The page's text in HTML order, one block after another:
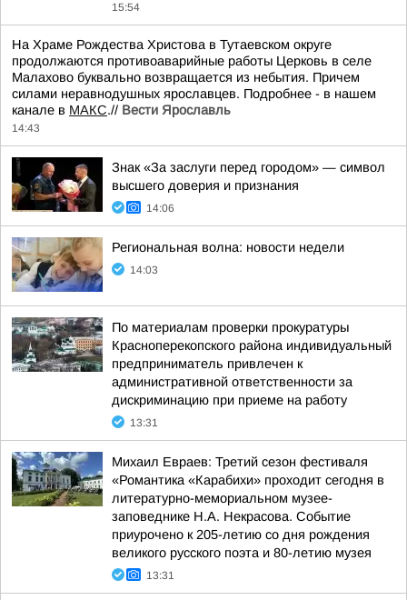
15:54
На Храме Рождества Христова в Тутаевском округе
продолжаются противоаварийные работы Церковь в селе
Малахово буквально возвращается из небытия. Причем
силами неравнодушных ярославцев. Подробнее - в нашем
канале в МАКС.// Вести Ярославль
14:43
Знак «За заслуги перед городом» — символ
высшего доверия и признания
14:06
Региональная волна: новости недели
14:03
По материалам проверки прокуратуры
Красноперекопского района индивидуальный
предприниматель привлечен к
административной ответственности за
дискриминацию при приеме на работу
13:31
Михаил Евраев: Третий сезон фестиваля
«Романтика «Карабихи» проходит сегодня в
литературно-мемориальном музее-
заповеднике Н.А. Некрасова. Событие
приурочено к 205-летию со дня рождения
великого русского поэта и 80-летию музея
13:31